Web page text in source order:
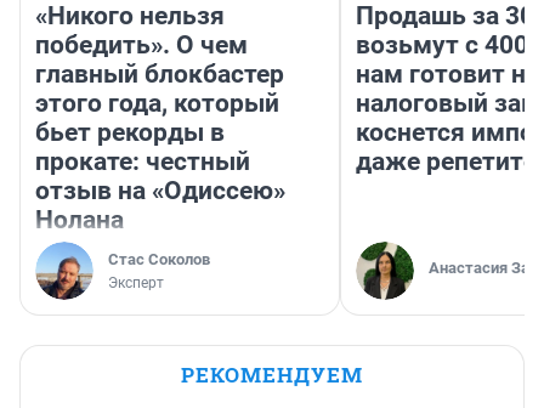
«Никого нельзя
победить». О чем
главный блокбастер
этого года, который
бьет рекорды в
прокате: честный
отзыв на «Одиссею»
Нолана
Стас Соколов
Эксперт
Продашь за
возьмут с
нам готовит
налоговый
коснется
даже
Анастасия
РЕКОМЕНДУЕМ